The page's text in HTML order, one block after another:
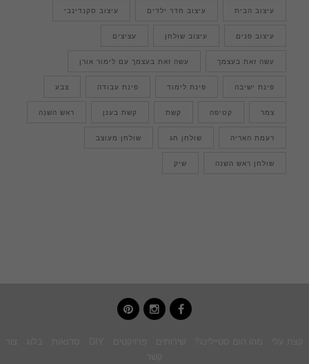
עיצוב הבית עיצוב חדר ילדים עיצוב סקנדינבי
עיצוב פנים עיצוב שולחן עציצים
עשה זאת בעצמך עשה זאת בעצמך עם לימור אורן
פינת ישיבה פינת לימוד פינת עבודה צבע
צמר קטיפה קשת קשת בענן ראש השנה
רעמת האריה שולחן חג שולחן מעוצב
שולחן ראש השנה שיק
facebook
instagram
pinterest